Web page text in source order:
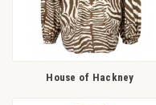
House of Hackney